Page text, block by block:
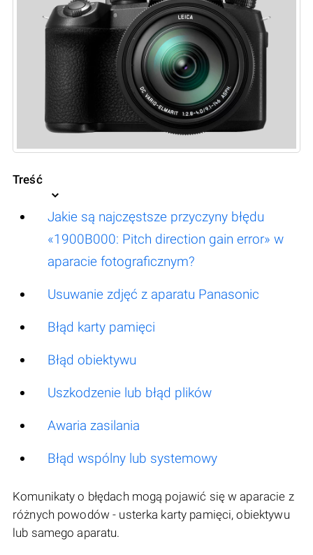
Treść
Jakie są najczęstsze przyczyny błędu
«1900B000: Pitch direction gain error» w
aparacie fotograficznym?
Usuwanie zdjęć z aparatu Panasonic
Błąd karty pamięci
Błąd obiektywu
Uszkodzenie lub błąd plików
Awaria zasilania
Błąd wspólny lub systemowy
Komunikaty o błędach mogą pojawić się w aparacie z
różnych powodów - usterka karty pamięci, obiektywu
lub samego aparatu.